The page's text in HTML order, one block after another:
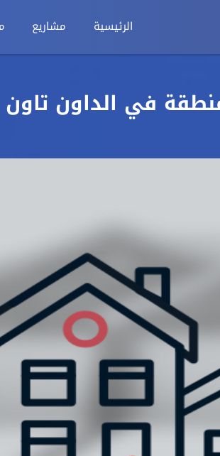
الرئيسية مشاريع